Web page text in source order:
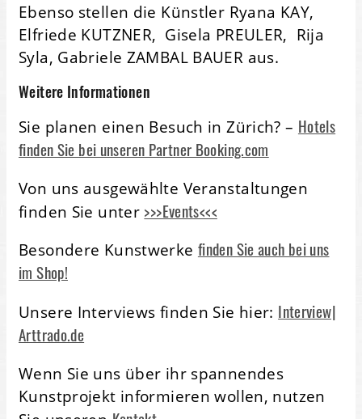
Ebenso stellen die Künstler Ryana KAY,
Elfriede KUTZNER, Gisela PREULER, Rija
Syla, Gabriele ZAMBAL BAUER aus.
Weitere Informationen
Sie planen einen Besuch in Zürich? – Hotels
finden Sie bei unseren Partner Booking.com
Von uns ausgewählte Veranstaltungen
finden Sie unter >>>Events<<<
Besondere Kunstwerke finden Sie auch bei uns
im Shop!
Unsere Interviews finden Sie hier: Interview|
Arttrado.de
Wenn Sie uns über ihr spannendes
Kunstprojekt informieren wollen, nutzen